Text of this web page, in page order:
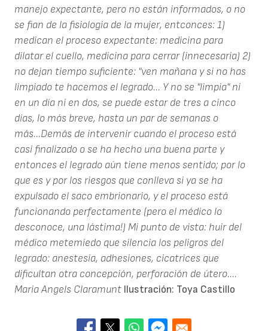
manejo expectante, pero no están informados, o no
se fian de la fisiologia de la mujer, entconces: 1)
medican el proceso expectante: medicina para
dilatar el cuello, medicina para cerrar (innecesaria) 2)
no dejan tiempo suficiente: "ven mañana y si no has
limpiado te hacemos el legrado... Y no se "limpia" ni
en un día ni en dos, se puede estar de tres a cinco
días, lo más breve, hasta un par de semanas o
más...Demás de intervenir cuando el proceso está
casi finalizado o se ha hecho una buena parte y
entonces el legrado aún tiene menos sentido; por lo
que es y por los riesgos que conlleva si ya se ha
expulsado el saco embrionario, y el proceso está
funcionando perfectamente (pero el médico lo
desconoce, una lástima!) Mi punto de vista: huir del
médico metemiedo que silencia los peligros del
legrado: anestesia, adhesiones, cicatrices que
dificultan otra concepción, perforación de útero....
Maria Angels Claramunt Ilustración: Toya Castillo